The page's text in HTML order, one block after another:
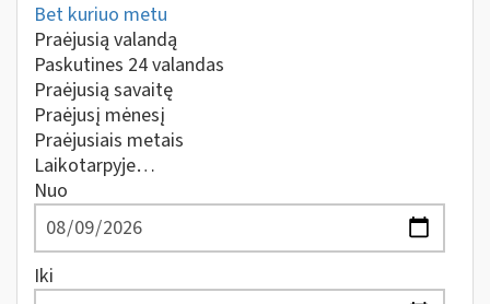
Bet kuriuo metu
Praėjusią valandą
Paskutines 24 valandas
Praėjusią savaitę
Praėjusį mėnesį
Praėjusiais metais
Laikotarpyje…
Nuo
Iki